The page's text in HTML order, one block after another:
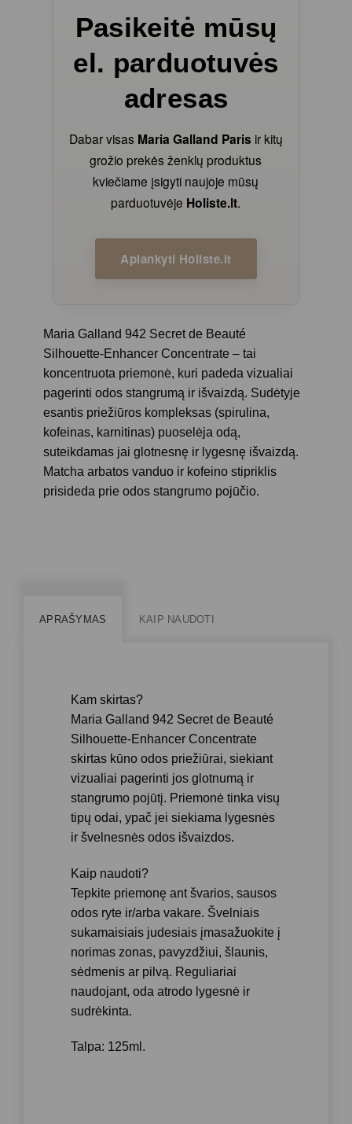
Pasikeitė mūsų
el. parduotuvės
adresas
Dabar visas Maria Galland Paris ir kitų
grožio prekės ženklų produktus
kviečiame įsigyti naujoje mūsų
parduotuvėje Holiste.lt.
Aplankyti Holiste.lt
Maria Galland 942 Secret de Beauté
Silhouette-Enhancer Concentrate – tai
koncentruota priemonė, kuri padeda vizualiai
pagerinti odos stangrumą ir išvaizdą. Sudėtyje
esantis priežiūros kompleksas (spirulina,
kofeinas, karnitinas) puoselėja odą,
suteikdamas jai glotnesnę ir lygesnę išvaizdą.
Matcha arbatos vanduo ir kofeino stipriklis
prisideda prie odos stangrumo pojūčio.
APRAŠYMAS KAIP NAUDOTI
Kam skirtas?
Maria Galland 942 Secret de Beauté
Silhouette-Enhancer Concentrate
skirtas kūno odos priežiūrai, siekiant
vizualiai pagerinti jos glotnumą ir
stangrumo pojūtį. Priemonė tinka visų
tipų odai, ypač jei siekiama lygesnės
ir švelnesnės odos išvaizdos.
Kaip naudoti?
Tepkite priemonę ant švarios, sausos
odos ryte ir/arba vakare. Švelniais
sukamaisiais judesiais įmasažuokite į
norimas zonas, pavyzdžiui, šlaunis,
sėdmenis ar pilvą. Reguliariai
naudojant, oda atrodo lygesnė ir
sudrėkinta.
Talpa: 125ml.